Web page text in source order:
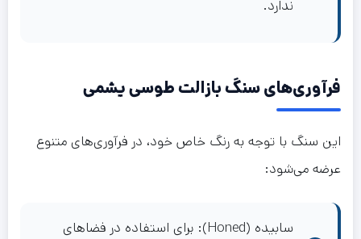
ندارد.
فرآوری‌های سنگ بازالت طوسی یشمی
این سنگ با توجه به رنگ خاص خود، در فرآوری‌های متنوع
عرضه می‌شود:
سابیده (Honed): برای استفاده در فضاهای